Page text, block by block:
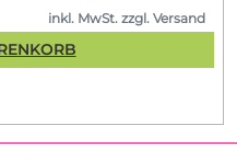
inkl. MwSt. zzgl. Versand